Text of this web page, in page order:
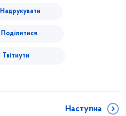
Надрукувати
Поділитися
Твітнути
Наступна